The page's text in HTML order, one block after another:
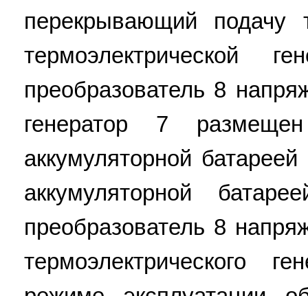
перекрывающий подачу
термоэлектрической
преобразователь 8
генератор 7
аккумуляторной
аккумуляторной
преобразователь 8
термоэлектрического